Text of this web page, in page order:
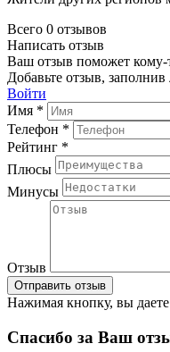
Всего 0 отзывов
Написать отзыв
Ваш отзыв поможет кому-
Добавьте отзыв,
Войти
Имя *
Телефон *
Рейтинг *
Плюсы
Минусы
Отзыв
Отправить отзыв
Нажимая кнопку, вы даете
Спасибо за Ваш